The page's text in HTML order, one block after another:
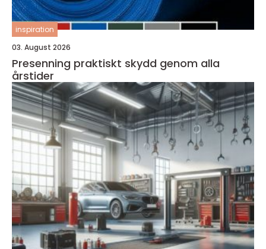
inspiration
03. August 2026
Presenning praktiskt skydd genom alla
årstider